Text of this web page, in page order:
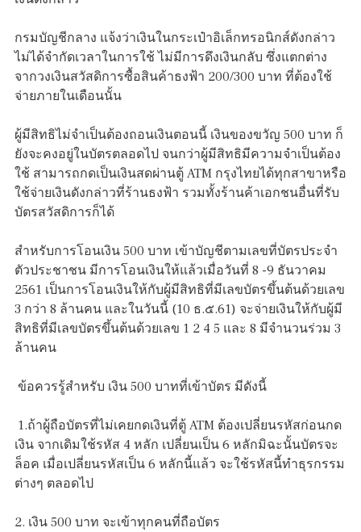
กรมบัญชีกลาง แจ้งว่าเงินในกระเป๋าอิเล็กทรอนิกส์ดังกล่าว
ไม่ได้จำกัดเวลาในการใช้ ไม่มีการดึงเงินกลับ ซึ่งแตกต่าง
จากวงเงินสวัสดิการซื้อสินค้าธงฟ้า 200/300 บาท ที่ต้องใช้
จ่ายภายในเดือนนั้น
ผู้มีสิทธิไม่จำเป็นต้องถอนเงินตอนนี้ เงินของขวัญ 500 บาท ก็
ยังจะคงอยู่ในบัตรตลอดไป จนกว่าผู้มีสิทธิมีความจำเป็นต้อง
ใช้ สามารถกดเป็นเงินสดผ่านตู้ ATM กรุงไทยได้ทุกสาขาหรือ
ใช้จ่ายเงินดังกล่าวที่ร้านธงฟ้า รวมทั้งร้านค้าเอกชนอื่นที่รับ
บัตรสวัสดิการก็ได้
สำหรับการโอนเงิน 500 บาท เข้าบัญชีตามเลขที่บัตรประจำ
ตัวประชาชน มีการโอนเงินให้แล้วเมื่อวันที่ 8 -9 ธันวาคม
2561 เป็นการโอนเงินให้กับผู้มีสิทธิที่มีเลขบัตรขึ้นต้นด้วยเลข
3 กว่า 8 ล้านคน และในวันนี้ (10 ธ.๕.61) จะจ่ายเงินให้กับผู้มี
สิทธิที่มีเลขบัตรขึ้นต้นด้วยเลข 1 2 4 5 และ 8 มีจำนวนร่วม 3
ล้านคน
ข้อควรรู้สำหรับ เงิน 500 บาทที่เข้าบัตร มีดังนี้
1.ถ้าผู้ถือบัตรที่ไม่เคยกดเงินที่ตู้ ATM ต้องเปลี่ยนรหัสก่อนกด
เงิน จากเดิมใช้รหัส 4 หลัก เปลี่ยนเป็น 6 หลักมิฉะนั้นบัตรจะ
ล็อค เมื่อเปลี่ยนรหัสเป็น 6 หลักนี้แล้ว จะใช้รหัสนี้ทำธุรกรรม
ต่างๆ ตลอดไป
2. เงิน 500 บาท จะเข้าทุกคนที่ถือบัตร